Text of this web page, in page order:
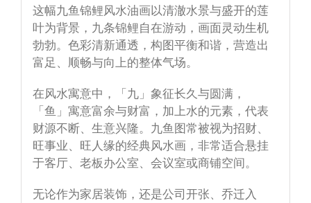
这幅九鱼锦鲤风水油画以清澈水景与盛开的莲
叶为背景，九条锦鲤自在游动，画面灵动生机
勃勃。色彩清新通透，构图平衡和谐，营造出
富足、顺畅与向上的整体气场。
在风水寓意中，「九」象征长久与圆满，
「鱼」寓意富余与财富，加上水的元素，代表
财源不断、生意兴隆。九鱼图常被视为招财、
旺事业、旺人缘的经典风水画，非常适合悬挂
于客厅、老板办公室、会议室或商铺空间。
无论作为家居装饰，还是公司开张、乔迁入